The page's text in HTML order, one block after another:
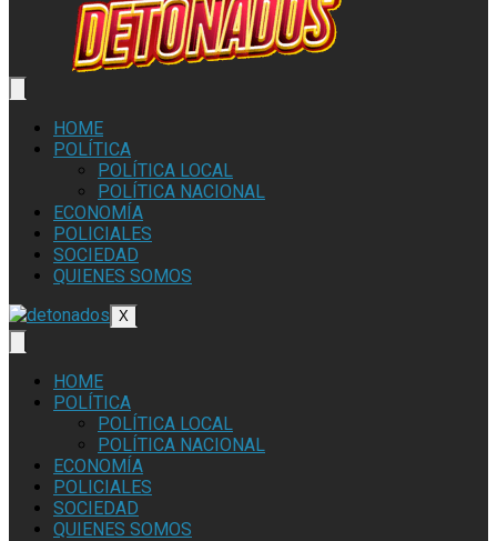
HOME
POLÍTICA
POLÍTICA LOCAL
POLÍTICA NACIONAL
ECONOMÍA
POLICIALES
SOCIEDAD
QUIENES SOMOS
X
HOME
POLÍTICA
POLÍTICA LOCAL
POLÍTICA NACIONAL
ECONOMÍA
POLICIALES
SOCIEDAD
QUIENES SOMOS